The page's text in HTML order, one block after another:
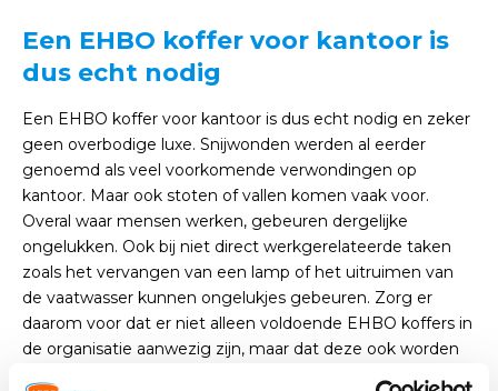
Een EHBO koffer voor kantoor is
dus echt nodig
Een EHBO koffer voor kantoor is dus echt nodig en zeker
geen overbodige luxe. Snijwonden werden al eerder
genoemd als veel voorkomende verwondingen op
kantoor. Maar ook stoten of vallen komen vaak voor.
Overal waar mensen werken, gebeuren dergelijke
ongelukken. Ook bij niet direct werkgerelateerde taken
zoals het vervangen van een lamp of het uitruimen van
de vaatwasser kunnen ongelukjes gebeuren. Zorg er
daarom voor dat er niet alleen voldoende EHBO koffers in
de organisatie aanwezig zijn, maar dat deze ook worden